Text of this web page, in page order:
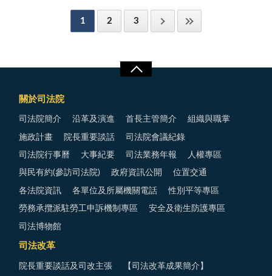
1 2 3
關於司法院
司法院簡介 沿革及演進 首長主管簡介 組織與職掌
施政計畫 院長重要談話 司法院會議紀錄
司法院行事曆 大事紀要 司法業務年報 人權專區
與民有約(參訪司法院) 政府資訊公開 位置交通
各法院資訊 各單位及所屬機關電話 性別平等專區
勞務承攬派駐勞工申訴機制專區 安全及衛生防護專區
司法博物館
司法改革
院長重要談話及司改主張 【司法改革成果簡介】